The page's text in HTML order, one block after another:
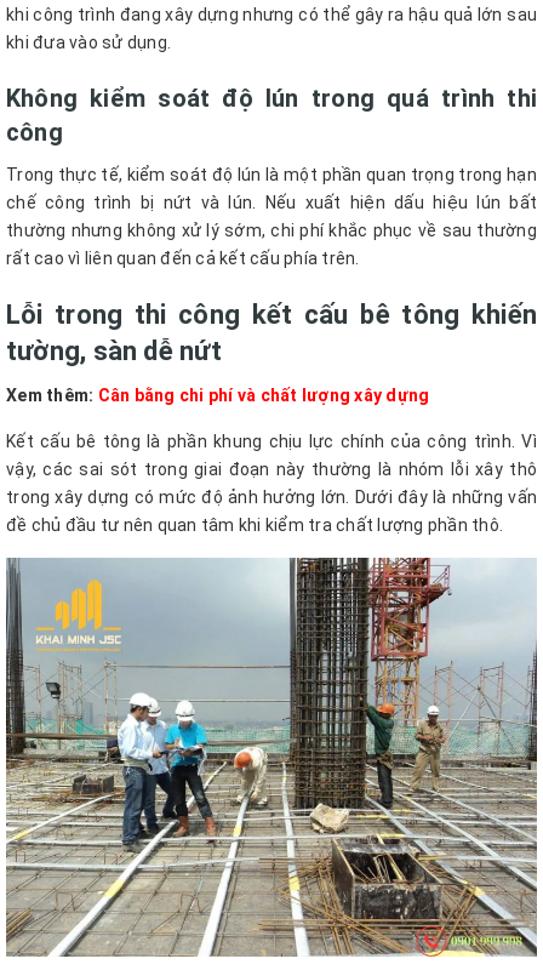
khi công trình đang xây dựng nhưng có thể gây ra hậu quả lớn sau
khi đưa vào sử dụng.
Không kiểm soát độ lún trong quá trình thi
công
Trong thực tế, kiểm soát độ lún là một phần quan trọng trong hạn
chế công trình bị nứt và lún. Nếu xuất hiện dấu hiệu lún bất
thường nhưng không xử lý sớm, chi phí khắc phục về sau thường
rất cao vì liên quan đến cả kết cấu phía trên.
Lỗi trong thi công kết cấu bê tông khiến
tường, sàn dễ nứt
Xem thêm: Cân bằng chi phí và chất lượng xây dựng
Kết cấu bê tông là phần khung chịu lực chính của công trình. Vì
vậy, các sai sót trong giai đoạn này thường là nhóm lỗi xây thô
trong xây dựng có mức độ ảnh hưởng lớn. Dưới đây là những vấn
đề chủ đầu tư nên quan tâm khi kiểm tra chất lượng phần thô.